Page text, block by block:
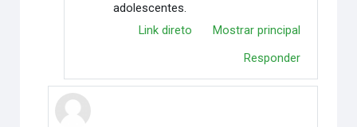
adolescentes.
Link direto
Mostrar principal
Responder